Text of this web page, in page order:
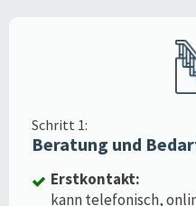
Schritt 1:
Beratung und
Erstkontakt:
kann telefonisch,